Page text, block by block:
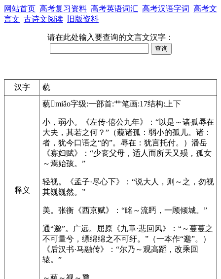
网站首页 高考复习资料 高考英语词汇 高考汉语字词 高考文
言文 古诗文阅读 旧版资料
请在此处输入要查询的文言文汉字：
汉字 藐
释义
藐𧂀miǎo字级:一部首:艹笔画:17结构:上下
小，弱小。
《左传·僖公九年》：“以是～诸孤辱在
大夫，其若之何？”（藐诸孤：弱小的孤儿。诸：
者，犹今口语之“的”。辱在：犹言托付。） 潘岳
《寡妇赋》：“少丧父母，适人而所天又殒，孤女
～焉始孩。”
轻视。
《孟子·尽心下》：“说大人，则～之，勿视
其巍巍然。”
美。 张衡《西京赋》：“眳～流眄，一顾倾城。”
通“邈”。广远。
屈原《九章·悲回风》：“～蔓蔓之
不可量兮，缥绵绵之不可纡。”（一本作“邈”。）
《后汉书·马融传》：“尔乃～观高蹈，改乘回
辕。”